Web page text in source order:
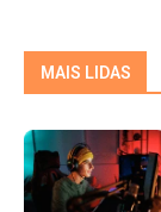
MAIS LIDAS